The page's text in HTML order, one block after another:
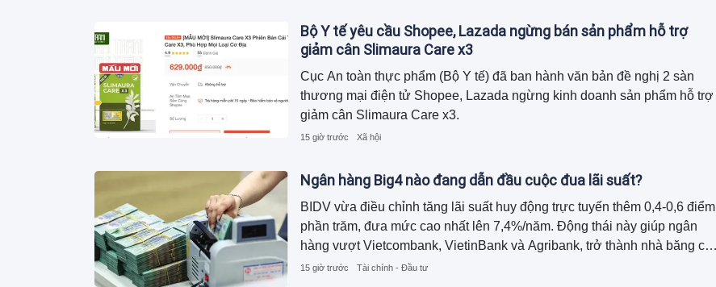
Bộ Y tế yêu cầu Shopee, Lazada ngừng bán sản phẩm hỗ trợ
giảm cân Slimaura Care x3
Cục An toàn thực phẩm (Bộ Y tế) đã ban hành văn bản đề nghị 2 sàn
thương mại điện tử Shopee, Lazada ngừng kinh doanh sản phẩm hỗ trợ
giảm cân Slimaura Care x3.
15 giờ trước Xã hội
Ngân hàng Big4 nào đang dẫn đầu cuộc đua lãi suất?
BIDV vừa điều chỉnh tăng lãi suất huy động trực tuyến thêm 0,4-0,6 điểm
phần trăm, đưa mức cao nhất lên 7,4%/năm. Động thái này giúp ngân
hàng vượt Vietcombank, VietinBank và Agribank, trở thành nhà băng có
lãi suất huy động cao nhất trong nhóm Big4.
15 giờ trước Tài chính - Đầu tư